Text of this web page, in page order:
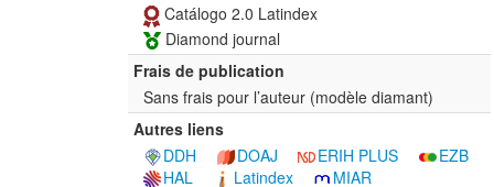
Catálogo 2.0 Latindex
Diamond journal
Frais de publication
Sans frais pour l’auteur (modèle diamant)
Autres liens
DDH
DOAJ ERIH PLUS
EZB
HAL
Latindex
MIAR